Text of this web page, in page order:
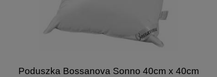
Poduszka Bossanova Sonno 40cm x 40cm